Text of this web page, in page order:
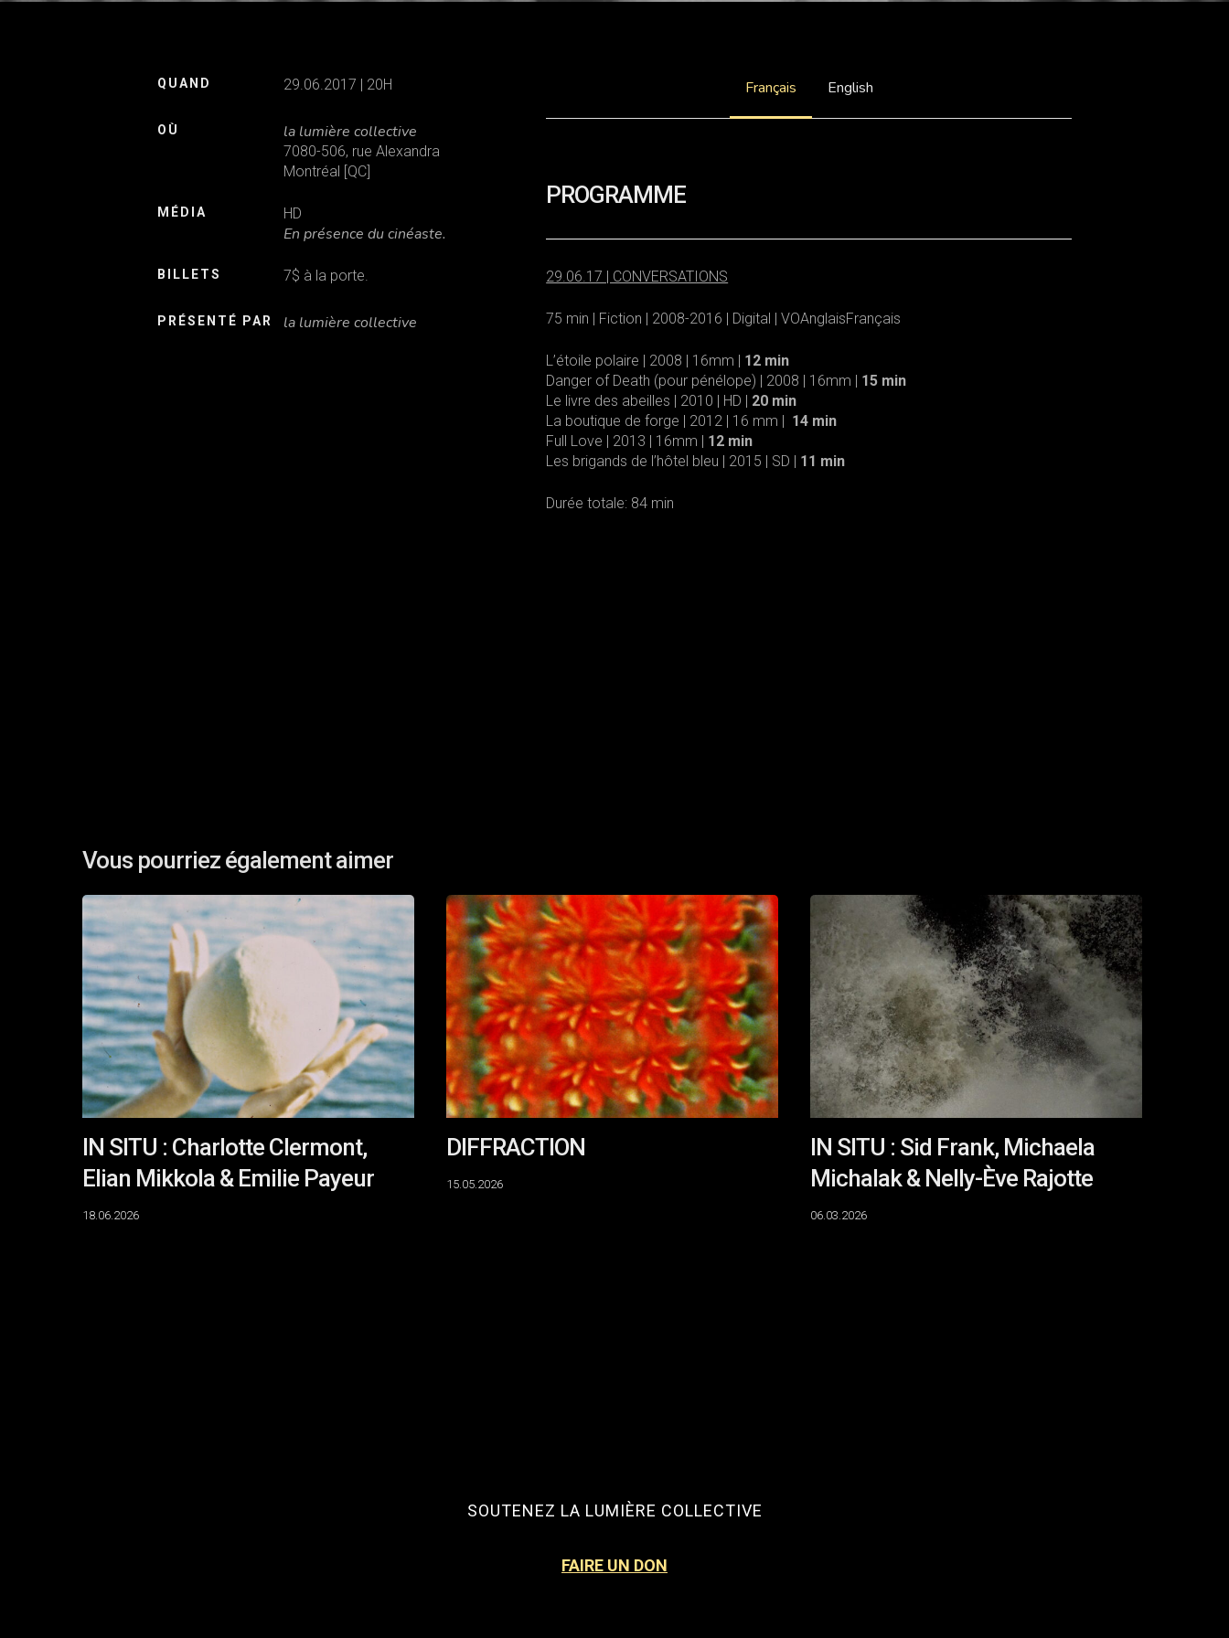
QUAND 29.06.2017 | 20H
OÙ la lumière collective
7080-506, rue Alexandra
Montréal [QC]
MÉDIA HD
En présence du cinéaste.
BILLETS 7$ à la porte.
PRÉSENTÉ PAR la lumière collective
Français English
PROGRAMME
29.06.17 | CONVERSATIONS
75 min | Fiction | 2008-2016 | Digital | VOAnglaisFrançais
L’étoile polaire | 2008 | 16mm | 12 min
Danger of Death (pour pénélope) | 2008 | 16mm | 15 min
Le livre des abeilles | 2010 | HD | 20 min
La boutique de forge | 2012 | 16 mm | 14 min
Full Love | 2013 | 16mm | 12 min
Les brigands de l’hôtel bleu | 2015 | SD | 11 min
Durée totale: 84 min
Vous pourriez également aimer
IN
SITU
:
Charlotte
Clermont,
Elian
Mikkola
&
Emilie
Payeur
IN SITU : Charlotte Clermont,
Elian Mikkola & Emilie Payeur
18.06.2026
DIFFRACTION
DIFFRACTION
15.05.2026
IN
SITU
:
Sid
Frank,
Michaela
Michalak
&
Nelly-
Ève
Rajotte
IN SITU : Sid Frank, Michaela
Michalak & Nelly-Ève Rajotte
06.03.2026
SOUTENEZ LA LUMIÈRE COLLECTIVE
FAIRE UN DON